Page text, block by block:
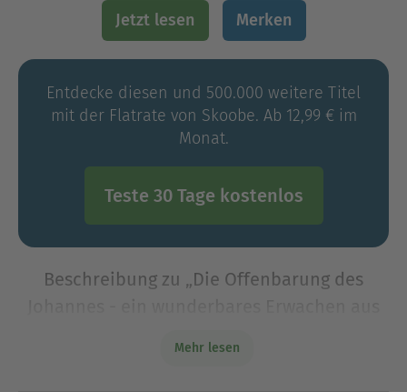
Jetzt lesen Merken
Entdecke diesen und 500.000 weitere Titel
mit der Flatrate von Skoobe. Ab 12,99 € im
Monat.
Teste 30 Tage kostenlos
Beschreibung zu „Die Offenbarung des
Mehr lesen